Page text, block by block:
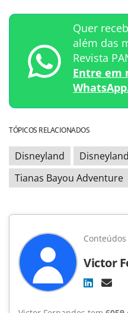
Quer
além das
Revista
Entre em
TÓPICOS RELACIONADOS
Disneyland
Tianas Bayou Adventure
Victor